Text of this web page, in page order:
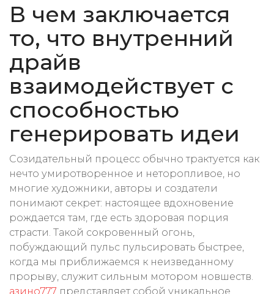
В чем заключается
то, что внутренний
драйв
взаимодействует с
способностью
генерировать идеи
Созидательный процесс обычно трактуется как
нечто умиротворенное и неторопливое, но
многие художники, авторы и создатели
понимают секрет: настоящее вдохновение
рождается там, где есть здоровая порция
страсти. Такой сокровенный огонь,
побуждающий пульс пульсировать быстрее,
когда мы приближаемся к неизведанному
прорыву, служит сильным мотором новшеств.
азино777 представляет собой уникальное